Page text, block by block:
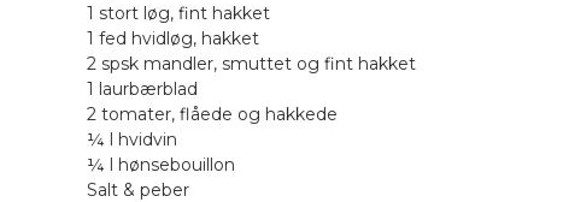
1 stort løg, fint hakket
1 fed hvidløg, hakket
2 spsk mandler, smuttet og fint hakket
1 laurbærblad
2 tomater, flåede og hakkede
¼ l hvidvin
¼ l hønsebouillon
Salt & peber